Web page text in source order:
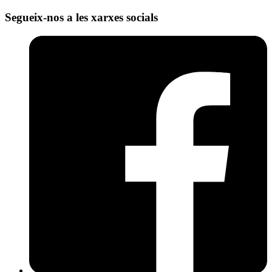
Segueix-nos a les xarxes socials